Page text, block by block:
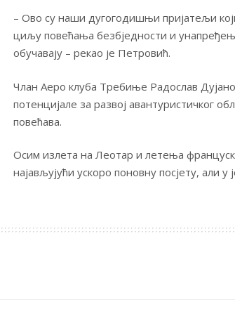
– Ово су наши дугогодишњи пријатељи
циљу повећања безбједности и
обучавају – рекао је Петровић.
Члан Аеро клуба Требиње Радослав
потенцијале за развој авантуристичког
повећава.
Осим излета на Леотар и летења
најављујући ускоро поновну посјету, али у